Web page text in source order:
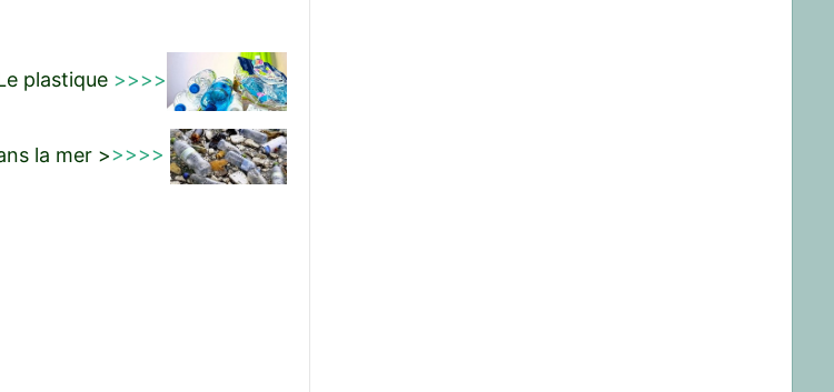
plastique >>>>
la mer >>>>>